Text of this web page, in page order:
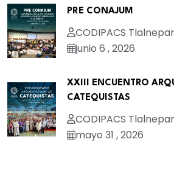
PRE CONAJUM
CODIPACS
junio 6 , 2026
XXIII ENCUENTRO
CATEQUISTAS
CODIPACS
mayo 31 , 2026